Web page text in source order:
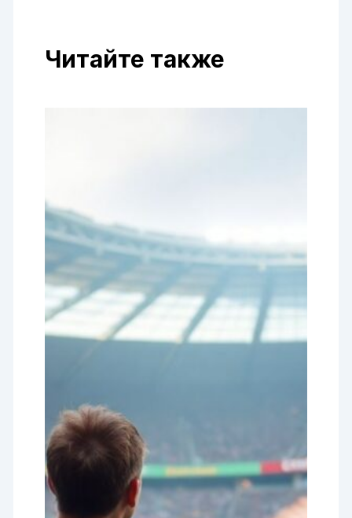
Читайте также